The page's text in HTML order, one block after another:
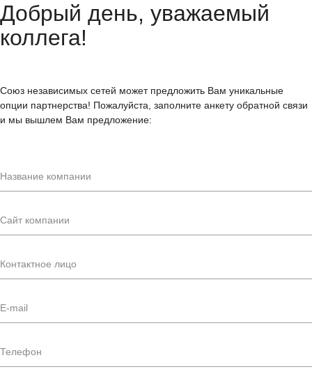
Добрый день, уважаемый
коллега!
Союз независимых сетей может предложить Вам уникальные
опции партнерства! Пожалуйста, заполните анкету обратной связи
и мы вышлем Вам предложение: